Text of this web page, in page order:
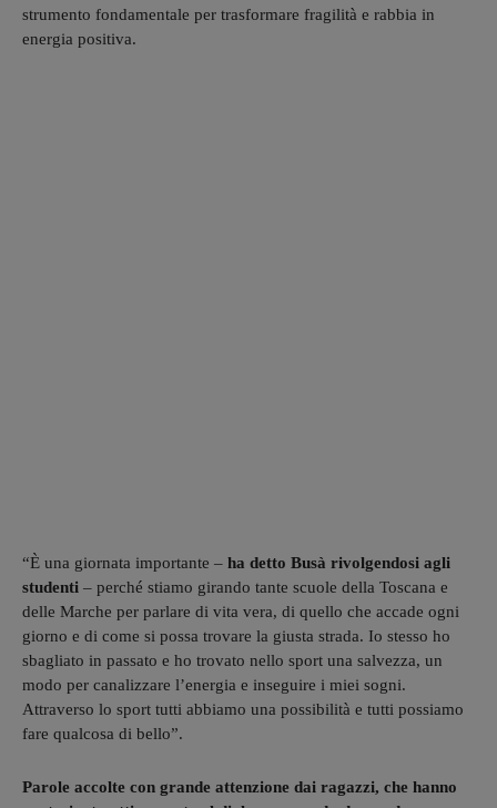
strumento fondamentale per trasformare fragilità e rabbia in
energia positiva.
“È una giornata importante – ha detto Busà rivolgendosi agli
studenti – perché stiamo girando tante scuole della Toscana e
delle Marche per parlare di vita vera, di quello che accade ogni
giorno e di come si possa trovare la giusta strada. Io stesso ho
sbagliato in passato e ho trovato nello sport una salvezza, un
modo per canalizzare l’energia e inseguire i miei sogni.
Attraverso lo sport tutti abbiamo una possibilità e tutti possiamo
fare qualcosa di bello”.
Parole accolte con grande attenzione dai ragazzi, che hanno